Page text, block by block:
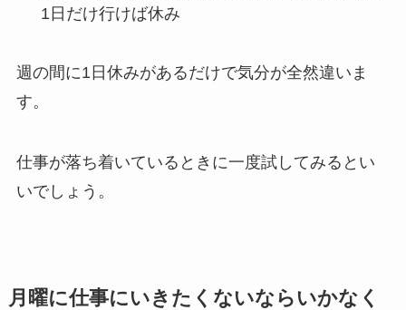
1日だけ行けば休み
週の間に1日休みがあるだけで気分が全然違いま
す。
仕事が落ち着いているときに一度試してみるとい
いでしょう。
月曜に仕事にいきたくないならいかなく